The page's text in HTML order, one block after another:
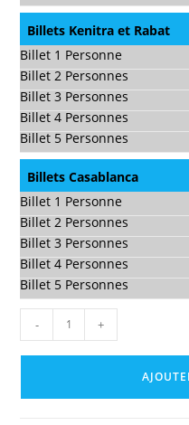
Billets Kenitra et Rabat
Billet 1 Personne
Billet 2 Personnes
Billet 3 Personnes
Billet 4 Personnes
Billet 5 Personnes
Billets Casablanca
Billet 1 Personne
Billet 2 Personnes
Billet 3 Personnes
Billet 4 Personnes
Billet 5 Personnes
- +